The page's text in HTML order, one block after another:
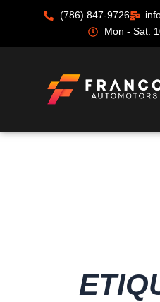
contenido
(786) 847-9726
Mon - Sat: